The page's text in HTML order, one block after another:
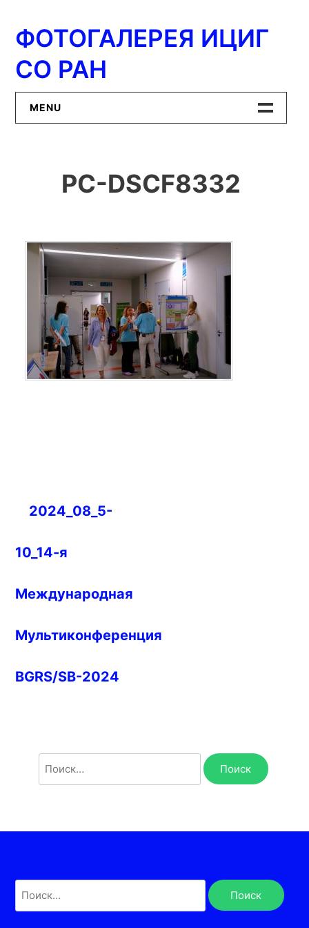
содержимому
ФОТОГАЛЕРЕЯ ИЦИГ
СО РАН
MENU
ИЦиГ СО РАН
PC-DSCF8332
Навигация
записям
2024_08_5-
10_14-я
Международная
Мультиконференция
BGRS/SB-2024
Найти: